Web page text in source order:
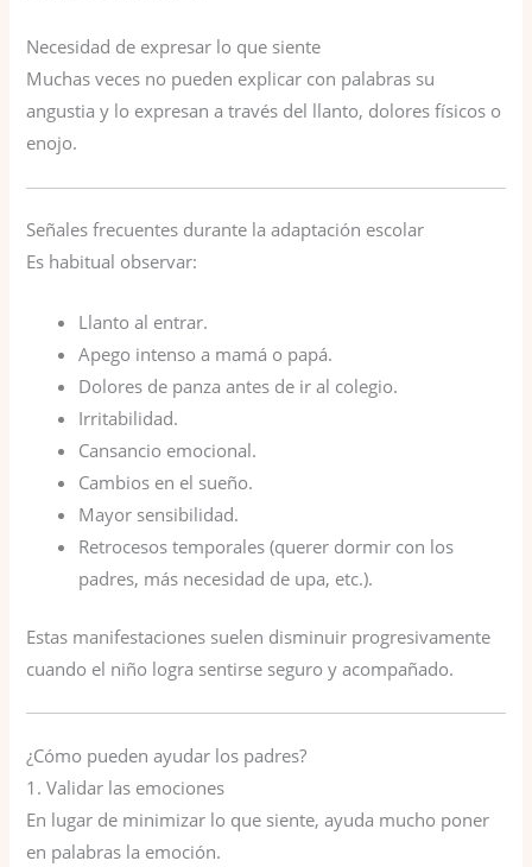
Necesidad de expresar lo que siente
Muchas veces no pueden explicar con palabras su
angustia y lo expresan a través del llanto, dolores físicos o
enojo.
Señales frecuentes durante la adaptación escolar
Es habitual observar:
Llanto al entrar.
Apego intenso a mamá o papá.
Dolores de panza antes de ir al colegio.
Irritabilidad.
Cansancio emocional.
Cambios en el sueño.
Mayor sensibilidad.
Retrocesos temporales (querer dormir con los
padres, más necesidad de upa, etc.).
Estas manifestaciones suelen disminuir progresivamente
cuando el niño logra sentirse seguro y acompañado.
¿Cómo pueden ayudar los padres?
1. Validar las emociones
En lugar de minimizar lo que siente, ayuda mucho poner
en palabras la emoción.